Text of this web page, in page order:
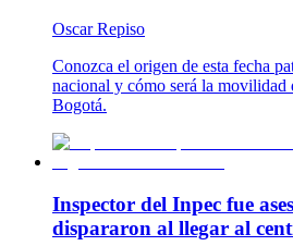
Oscar Repiso
Conozca el origen de esta fecha
nacional y cómo será la movilidad
Bogotá.
Inspector del Inpec fue
dispararon al llegar al